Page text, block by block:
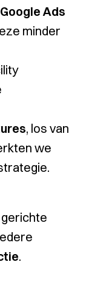
Google Ads
minder
, los van
we
.